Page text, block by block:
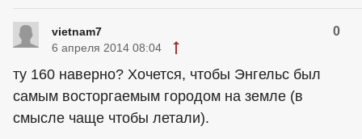
vietnam7 0
6 апреля 2014 08:04
ту 160 наверно? Хочется, чтобы Энгельс был
самым восторгаемым городом на земле (в
смысле чаще чтобы летали).